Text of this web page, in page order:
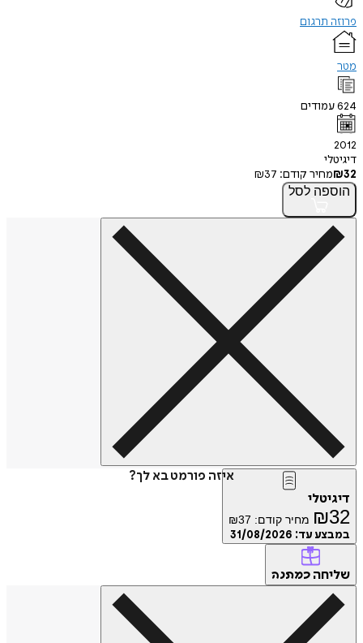
פרוזה תרגום
מטר
624עמודים
2012
דיגיטלי
₪32 מחיר קודם: ₪37
הוספה לסל
איזה פורמט בא לך?
דיגיטלי
₪32 מחיר קודם: ₪37
במבצע עד: 31/08/2026
שליחה כמתנה